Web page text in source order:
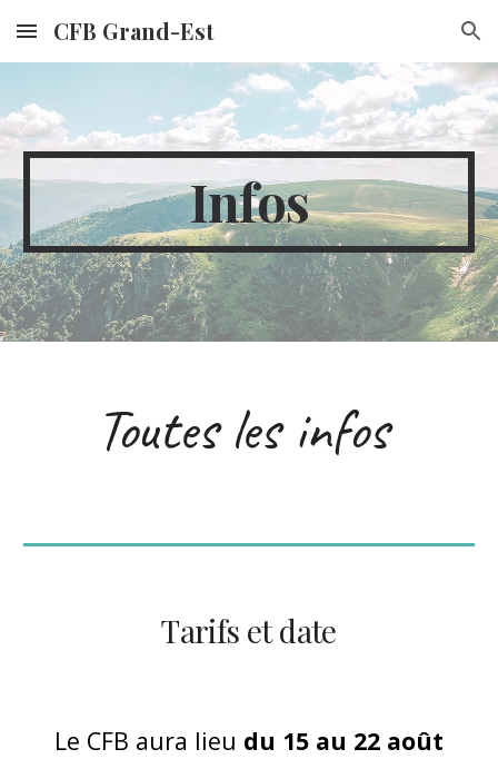
Skip to main content Skip to navigation
CFB Grand-Est
Infos
Toutes les infos
Tarifs et date
Le CFB aura lieu du 15 au 22 août